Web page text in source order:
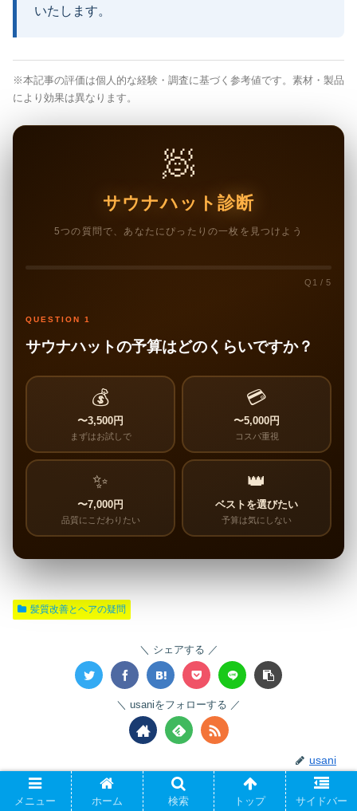
いたします。
※本記事の評価は個人的な経験・調査に基づく参考値です。素材・製品
により効果は異なります。
🧖
サウナハット診断
5つの質問で、あなたにぴったりの一枚を見つけよう
Q1 / 5
QUESTION 1
サウナハットの予算はどのくらいですか？
💰
〜3,500円
まずはお試しで
💳
〜5,000円
コスパ重視
✨
〜7,000円
品質にこだわりたい
👑
ベストを選びたい
予算は気にしない
髪質改善とヘアの疑問
シェアする
usaniをフォローする
usani
関連記事
メニュー ホーム 検索 トップ サイドバー